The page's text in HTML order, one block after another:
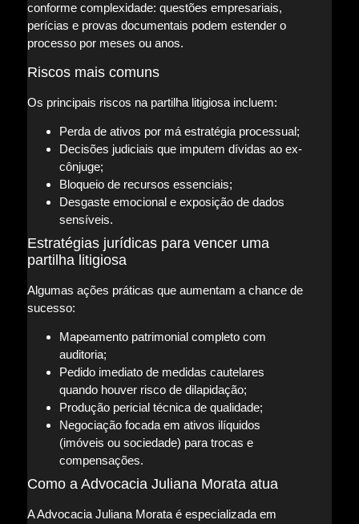
conforme complexidade: questões empresariais,
perícias e provas documentais podem estender o
processo por meses ou anos.
Riscos mais comuns
Os principais riscos na partilha litigiosa incluem:
Perda de ativos por má estratégia processual;
Decisões judiciais que imputem dívidas ao ex-
cônjuge;
Bloqueio de recursos essenciais;
Desgaste emocional e exposição de dados
sensíveis.
Estratégias jurídicas para vencer uma
partilha litigiosa
Algumas ações práticas que aumentam a chance de
sucesso:
Mapeamento patrimonial completo com
auditoria;
Pedido imediato de medidas cautelares
quando houver risco de dilapidação;
Produção pericial técnica de qualidade;
Negociação focada em ativos ilíquidos
(imóveis ou sociedade) para trocas e
compensações.
Como a Advocacia Juliana Morata atua
A Advocacia Juliana Morata é especializada em